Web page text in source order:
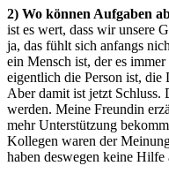
2) Wo können Aufgaben
ist es wert, dass wir unsere
ja, das fühlt sich anfangs
ein Mensch ist, der es
eigentlich die Person ist,
Aber damit ist jetzt
werden. Meine Freundin
mehr Unterstützung
Kollegen waren der
haben deswegen keine Hilfe